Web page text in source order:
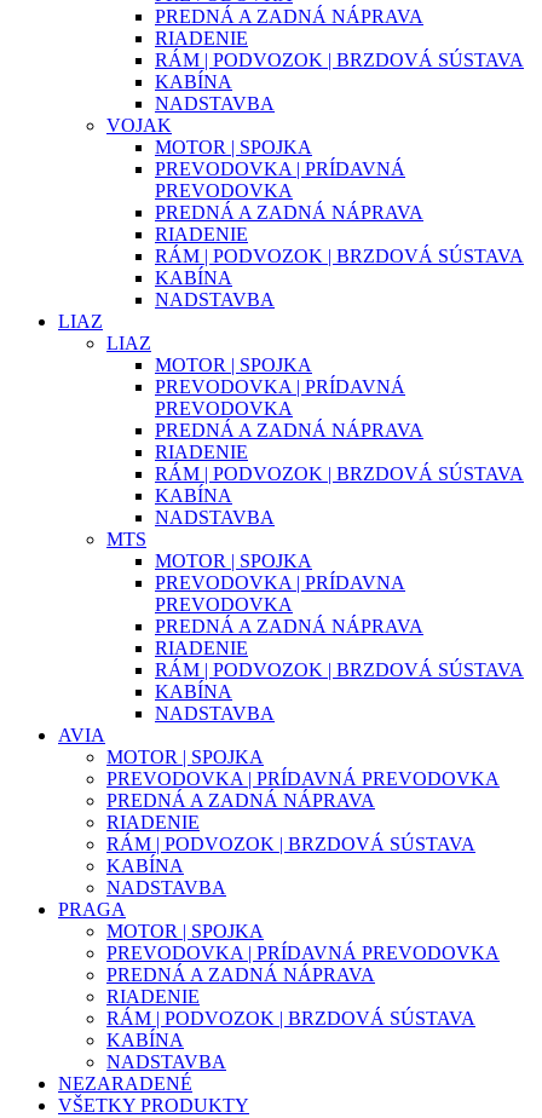
PREDNÁ A ZADNÁ NÁPRAVA
RIADENIE
RÁM | PODVOZOK | BRZDOVÁ SÚSTAVA
KABÍNA
NADSTAVBA
VOJAK
MOTOR | SPOJKA
PREVODOVKA | PRÍDAVNÁ
PREVODOVKA
PREDNÁ A ZADNÁ NÁPRAVA
RIADENIE
RÁM | PODVOZOK | BRZDOVÁ SÚSTAVA
KABÍNA
NADSTAVBA
LIAZ
LIAZ
MOTOR | SPOJKA
PREVODOVKA | PRÍDAVNÁ
PREVODOVKA
PREDNÁ A ZADNÁ NÁPRAVA
RIADENIE
RÁM | PODVOZOK | BRZDOVÁ SÚSTAVA
KABÍNA
NADSTAVBA
MTS
MOTOR | SPOJKA
PREVODOVKA | PRÍDAVNA
PREVODOVKA
PREDNÁ A ZADNÁ NÁPRAVA
RIADENIE
RÁM | PODVOZOK | BRZDOVÁ SÚSTAVA
KABÍNA
NADSTAVBA
AVIA
MOTOR | SPOJKA
PREVODOVKA | PRÍDAVNÁ PREVODOVKA
PREDNÁ A ZADNÁ NÁPRAVA
RIADENIE
RÁM | PODVOZOK | BRZDOVÁ SÚSTAVA
KABÍNA
NADSTAVBA
PRAGA
MOTOR | SPOJKA
PREVODOVKA | PRÍDAVNÁ PREVODOVKA
PREDNÁ A ZADNÁ NÁPRAVA
RIADENIE
RÁM | PODVOZOK | BRZDOVÁ SÚSTAVA
KABÍNA
NADSTAVBA
NEZARADENÉ
VŠETKY PRODUKTY